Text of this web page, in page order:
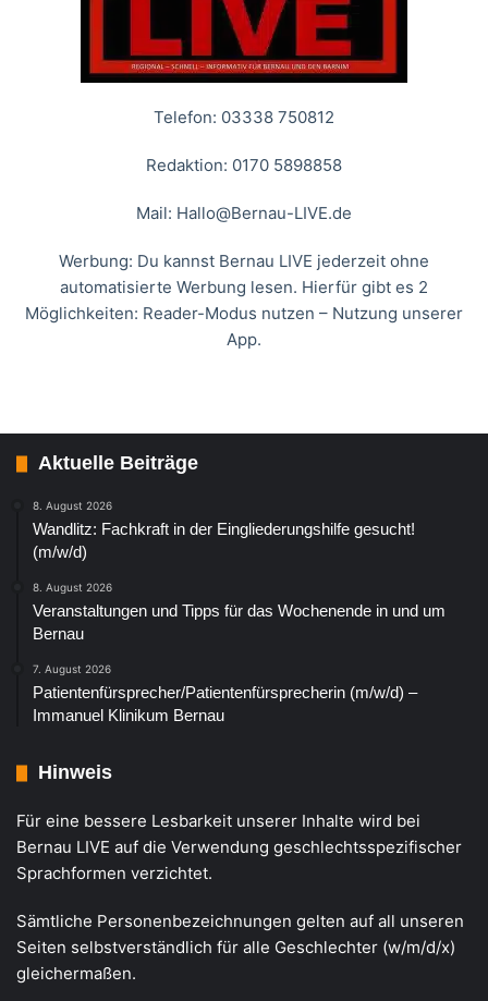
Telefon: 03338 750812
Redaktion: 0170 5898858
Mail: Hallo@Bernau-LIVE.de
Werbung: Du kannst Bernau LIVE jederzeit ohne
automatisierte Werbung lesen. Hierfür gibt es 2
Möglichkeiten: Reader-Modus nutzen – Nutzung unserer
App.
Aktuelle Beiträge
8. August 2026
Wandlitz: Fachkraft in der Eingliederungshilfe gesucht!
(m/w/d)
8. August 2026
Veranstaltungen und Tipps für das Wochenende in und um
Bernau
7. August 2026
Patientenfürsprecher/Patientenfürsprecherin (m/w/d) –
Immanuel Klinikum Bernau
Hinweis
Für eine bessere Lesbarkeit unserer Inhalte wird bei
Bernau LIVE auf die Verwendung geschlechtsspezifischer
Sprachformen verzichtet.
Sämtliche Personenbezeichnungen gelten auf all unseren
Seiten selbstverständlich für alle Geschlechter (w/m/d/x)
gleichermaßen.